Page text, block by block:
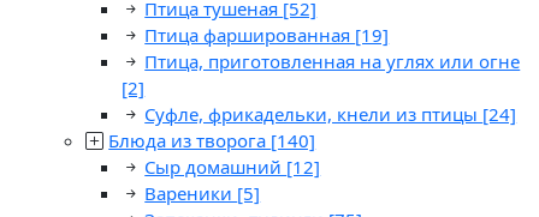
Птица тушеная [52]
Птица фаршированная [19]
Птица, приготовленная на углях или огне
[2]
Суфле, фрикадельки, кнели из птицы [24]
Блюда из творога [140]
Сыр домашний [12]
Вареники [5]